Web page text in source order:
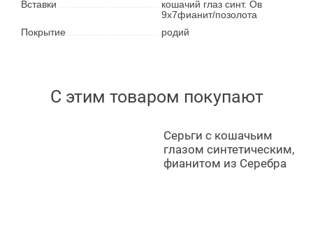
Вставки
кошачий глаз синт. Ов
9х7фианит/позолота
Покрытие
родий
С этим товаром покупают
Серьги с кошачьим
глазом синтетическим,
фианитом из Серебра